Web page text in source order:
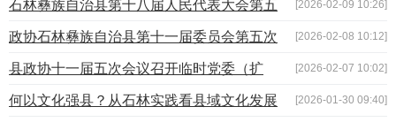
主席会议召开 [2026-02-09 10:26]
石林彝族自治县第十八届人民代表大会第五
次会议隆重开幕 [2026-02-08 10:12]
政协石林彝族自治县第十一届委员会第五次
会议隆重开幕 [2026-02-07 10:02]
县政协十一届五次会议召开临时党委（扩
大）会暨召集人会议 [2026-01-30 09:40]
何以文化强县？从石林实践看县域文化发展